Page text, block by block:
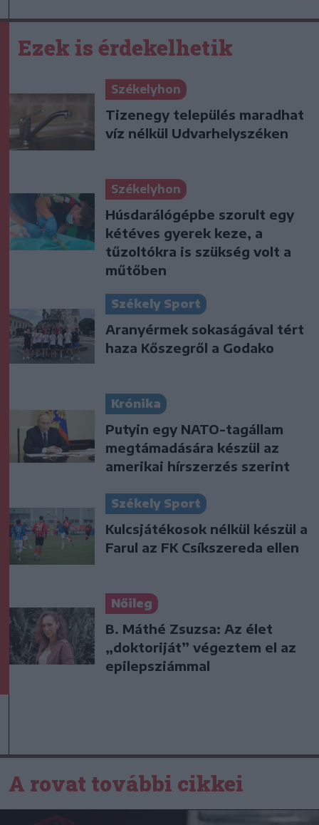
Ezek is érdekelhetik
Székelyhon
Tizenegy település maradhat
víz nélkül Udvarhelyszéken
Székelyhon
Húsdarálógépbe szorult egy
kétéves gyerek keze, a
tűzoltókra is szükség volt a
műtőben
Székely Sport
Aranyérmek sokaságával tért
haza Kőszegről a Godako
Krónika
Putyin egy NATO-tagállam
megtámadására készül az
amerikai hírszerzés szerint
Székely Sport
Kulcsjátékosok nélkül készül a
Farul az FK Csíkszereda ellen
Nőileg
B. Máthé Zsuzsa: Az élet
„doktoriját” végeztem el az
epilepsziámmal
A rovat további cikkei